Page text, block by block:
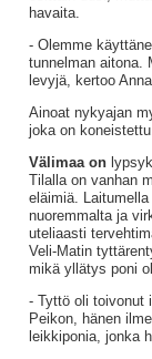
havaita.
- Olemme
tunnelman aitona.
levyjä, kertoo
Ainoat nykyajan
joka on
Välimaa on
Tilalla on vanhan
eläimiä.
nuoremmalta ja
uteliaasti
Veli-Matin
mikä yllätys poni
- Tyttö oli toivonut
Peikon, hänen
leikkiponia, jonka